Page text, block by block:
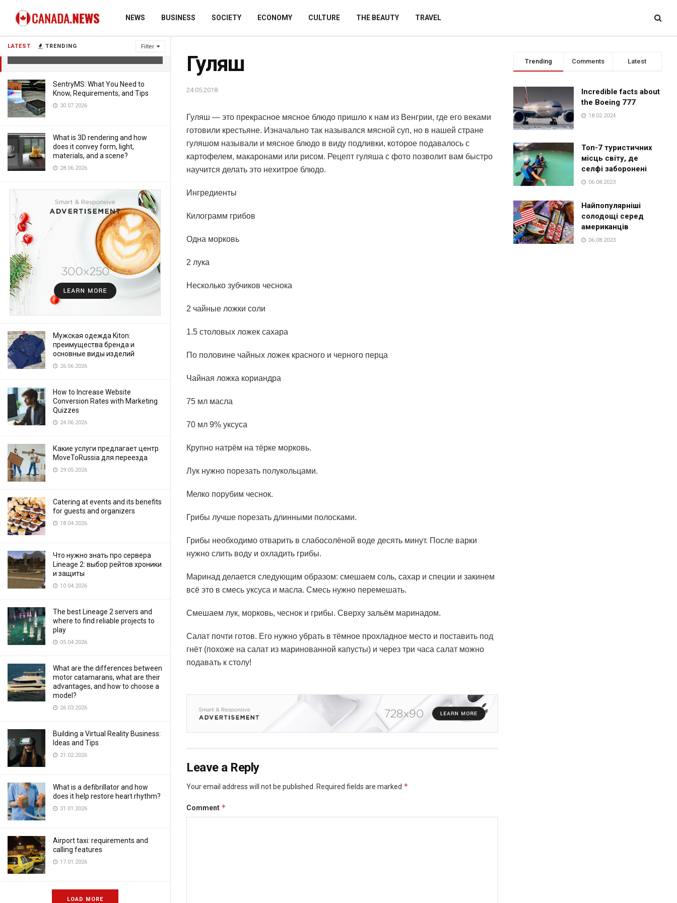
LATEST TRENDING Filter
SentryMS: What You Need to
Know, Requirements, and Tips
30.07.2026
What is 3D rendering and how
does it convey form, light,
materials, and a scene?
28.06.2026
Мужская одежда Kiton:
преимущества бренда и
основные виды изделий
26.06.2026
How to Increase Website
Conversion Rates with Marketing
Quizzes
24.06.2026
Какие услуги предлагает центр
MoveToRussia для переезда
29.05.2026
Catering at events and its benefits
for guests and organizers
18.04.2026
Что нужно знать про сервера
Lineage 2: выбор рейтов хроники
и защиты
10.04.2026
The best Lineage 2 servers and
where to find reliable projects to
play
05.04.2026
What are the differences between
motor catamarans, what are their
advantages, and how to choose a
model?
26.03.2026
Building a Virtual Reality Business:
Ideas and Tips
21.02.2026
What is a defibrillator and how
does it help restore heart rhythm?
31.01.2026
Airport taxi: requirements and
calling features
17.01.2026
LOAD MORE
NEWS BUSINESS SOCIETY ECONOMY CULTURE THE BEAUTY TRAVEL
Гуляш
24.05.2018
Гуляш — это прекрасное мясное блюдо пришло к нам из Венгрии, где его веками
готовили крестьяне. Изначально так назывался мясной суп, но в нашей стране
гуляшом называли и мясное блюдо в виду подливки, которое подавалось с
картофелем, макаронами или рисом. Рецепт гуляша с фото позволит вам быстро
научится делать это нехитрое блюдо.
Ингредиенты
Килограмм грибов
Одна морковь
2 лука
Несколько зубчиков чеснока
2 чайные ложки соли
1.5 столовых ложек сахара
По половине чайных ложек красного и черного перца
Чайная ложка кориандра
75 мл масла
70 мл 9% уксуса
Крупно натрём на тёрке морковь.
Лук нужно порезать полукольцами.
Мелко порубим чеснок.
Грибы лучше порезать длинными полосками.
Грибы необходимо отварить в слабосолёной воде десять минут. После варки
нужно слить воду и охладить грибы.
Маринад делается следующим образом: смешаем соль, сахар и специи и закинем
всё это в смесь уксуса и масла. Смесь нужно перемешать.
Смешаем лук, морковь, чеснок и грибы. Сверху зальём маринадом.
Салат почти готов. Его нужно убрать в тёмное прохладное место и поставить под
гнёт (похоже на салат из маринованной капусты) и через три часа салат можно
подавать к столу!
Leave a Reply
Your email address will not be published. Required fields are marked *
Comment *
Trending Comments Latest
Incredible facts about
the Boeing 777
18.02.2024
Топ-7 туристичних
місць світу, де
селфі заборонені
06.08.2023
Найпопулярніші
солодощі серед
американців
06.08.2023